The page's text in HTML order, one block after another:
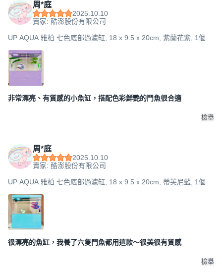
周*庭
2025.10.10
賣家: 酷澎股份有限公司
UP AQUA 雅柏 七色底部過濾缸, 18 x 9.5 x 20cm, 紫蘭花紫, 1個
非常漂亮、有質感的小魚缸，搭配色彩鮮艷的鬥魚很合適
檢舉
周*庭
2025.10.10
賣家: 酷澎股份有限公司
UP AQUA 雅柏 七色底部過濾缸, 18 x 9.5 x 20cm, 蒂芙尼藍, 1個
很漂亮的魚缸，我養了六隻鬥魚都用這款～很美很有質感
檢舉